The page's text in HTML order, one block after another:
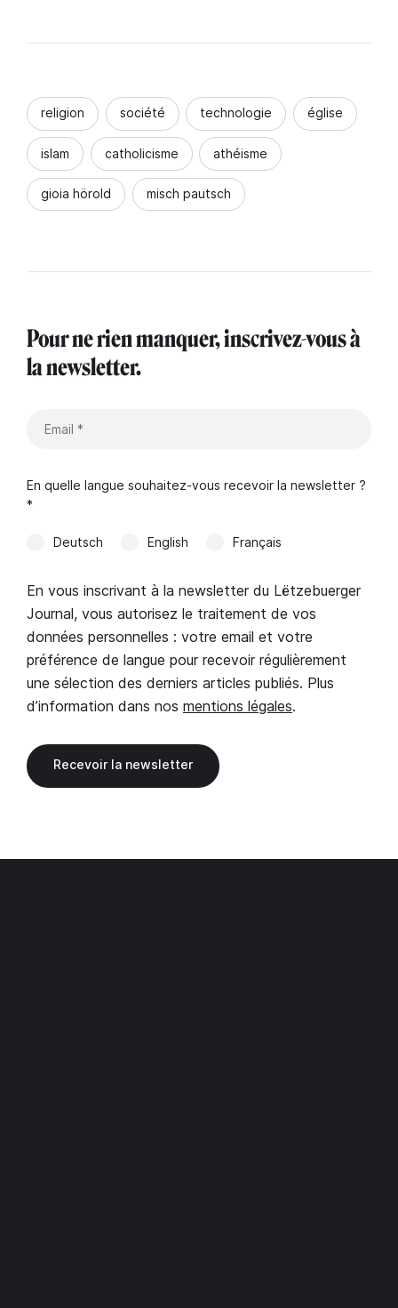
religion société technologie église
islam catholicisme athéisme
gioia hörold misch pautsch
Pour ne rien manquer, inscrivez-vous à
la newsletter.
En quelle langue souhaitez-vous recevoir la newsletter ?
*
Deutsch English Français
En vous inscrivant à la newsletter du Lëtzebuerger
Journal, vous autorisez le traitement de vos
données personnelles : votre email et votre
préférence de langue pour recevoir régulièrement
une sélection des derniers articles publiés. Plus
d’information dans nos mentions légales.